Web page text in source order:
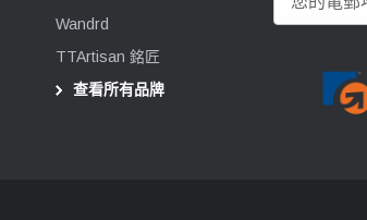
Wandrd
TTArtisan 銘匠
查看所有品牌
郵